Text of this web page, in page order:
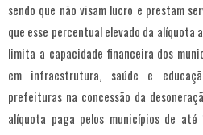
sendo que não visam lucro e prestam
que esse percentual elevado da
limita a capacidade financeira dos
em infraestrutura, saúde e
prefeituras na concessão da
alíquota paga pelos municípios de